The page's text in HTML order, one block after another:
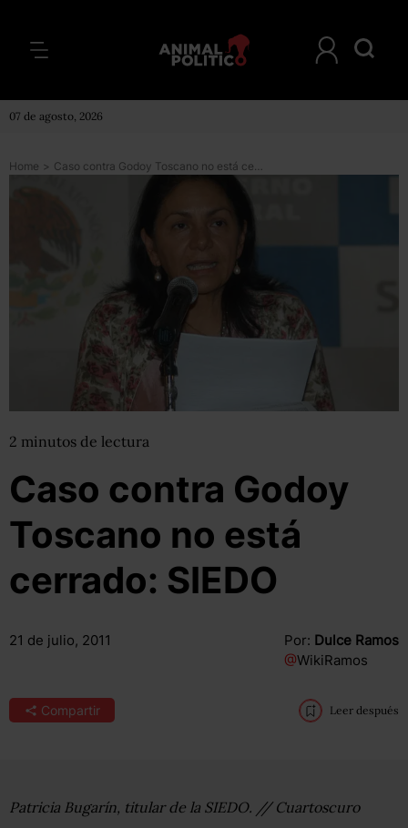
07 de agosto, 2026
Home > Caso contra Godoy Toscano no está cerrado: SIEDO
2 minutos de lectura
Caso contra Godoy
Toscano no está
cerrado: SIEDO
21 de julio, 2011 Por: Dulce Ramos
@WikiRamos
Compartir Leer después
Patricia Bugarín, titular de la SIEDO. // Cuartoscuro